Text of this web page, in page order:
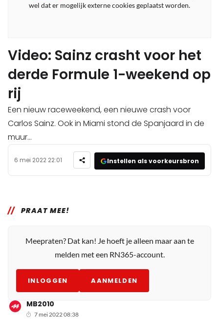
wel dat er mogelijk externe cookies geplaatst worden.
Video: Sainz crasht voor het
derde Formule 1-weekend op
rij
Een nieuw raceweekend, een nieuwe crash voor
Carlos Sainz. Ook in Miami stond de Spanjaard in de
muur...
6 mei 2022 22:01 Instellen als voorkeursbron
PRAAT MEE!
Meepraten? Dat kan! Je hoeft je alleen maar aan te
melden met een RN365-account.
INLOGGEN AANMELDEN
MB2010
7 mei 2022 08:38